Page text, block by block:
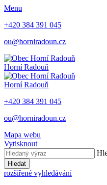
Menu
+420 384 391 045
ou@horniradoun.cz
Horní Radouň
Horní Radouň
+420 384 391 045
ou@horniradoun.cz
Mapa webu
Vytisknout
Hledat
rozšířené vyhledávání